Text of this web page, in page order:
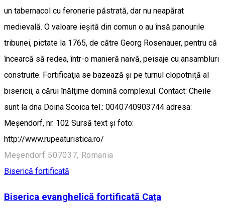
un tabernacol cu feronerie păstrată, dar nu neapărat
medievală. O valoare ieşită din comun o au însă panourile
tribunei, pictate la 1765, de către Georg Rosenauer, pentru că
încearcă să redea, într-o manieră naivă, peisaje cu ansambluri
construite. Fortificaţia se bazează şi pe turnul clopotniţă al
bisericii, a cărui înălţime domină complexul. Contact: Cheile
sunt la dna Doina Scoica tel.: 0040740903744 adresa:
Meșendorf, nr. 102 Sursă text și foto:
http://www.rupeaturistica.ro/
Meșendorf 507037, Romania
Biserică fortificată
Biserica evanghelică fortificată Cața